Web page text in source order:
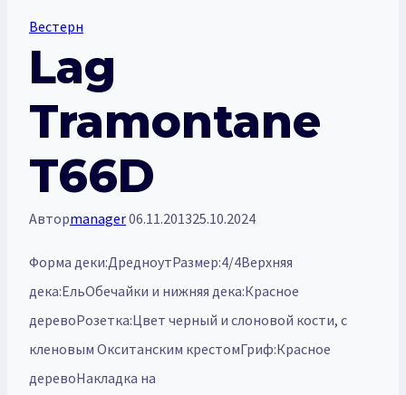
Вестерн
Lag
Tramontane
T66D
Авторmanager06.11.201325.10.2024
Форма деки:ДредноутРазмер:4/4Верхняя
дека:ЕльОбечайки и нижняя дека:Красное
деревоРозетка:Цвет черный и слоновой кости, с
кленовым Окситанским крестомГриф:Красное
деревоНакладка на